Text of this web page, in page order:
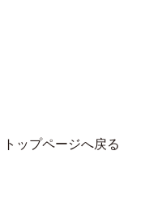
トップページへ戻る